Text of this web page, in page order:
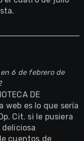
6 de febrero de
DE
web es lo que sería
Cit. si le pusiera
cuentos de